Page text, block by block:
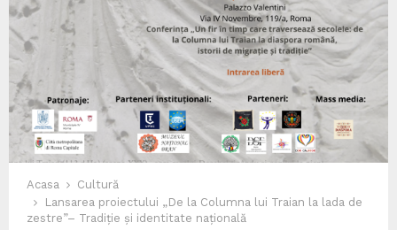
Acasa
Cultură
Lansarea proiectului „De la Columna lui Traian la lada de
zestre”– Tradiție și identitate națională